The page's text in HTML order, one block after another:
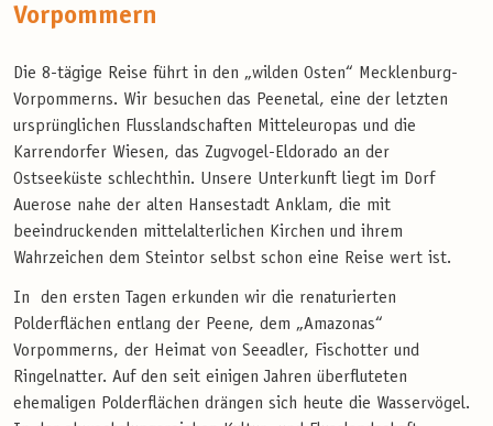
Vorpommern
Die 8-tägige Reise führt in den „wilden Osten“ Mecklenburg-
Vorpommerns. Wir besuchen das Peenetal, eine der letzten
ursprünglichen Flusslandschaften Mitteleuropas und die
Karrendorfer Wiesen, das Zugvogel-Eldorado an der
Ostseeküste schlechthin. Unsere Unterkunft liegt im Dorf
Auerose nahe der alten Hansestadt Anklam, die mit
beeindruckenden mittelalterlichen Kirchen und ihrem
Wahrzeichen dem Steintor selbst schon eine Reise wert ist.
In den ersten Tagen erkunden wir die renaturierten
Polderflächen entlang der Peene, dem „Amazonas“
Vorpommerns, der Heimat von Seeadler, Fischotter und
Ringelnatter. Auf den seit einigen Jahren überfluteten
ehemaligen Polderflächen drängen sich heute die Wasservögel.